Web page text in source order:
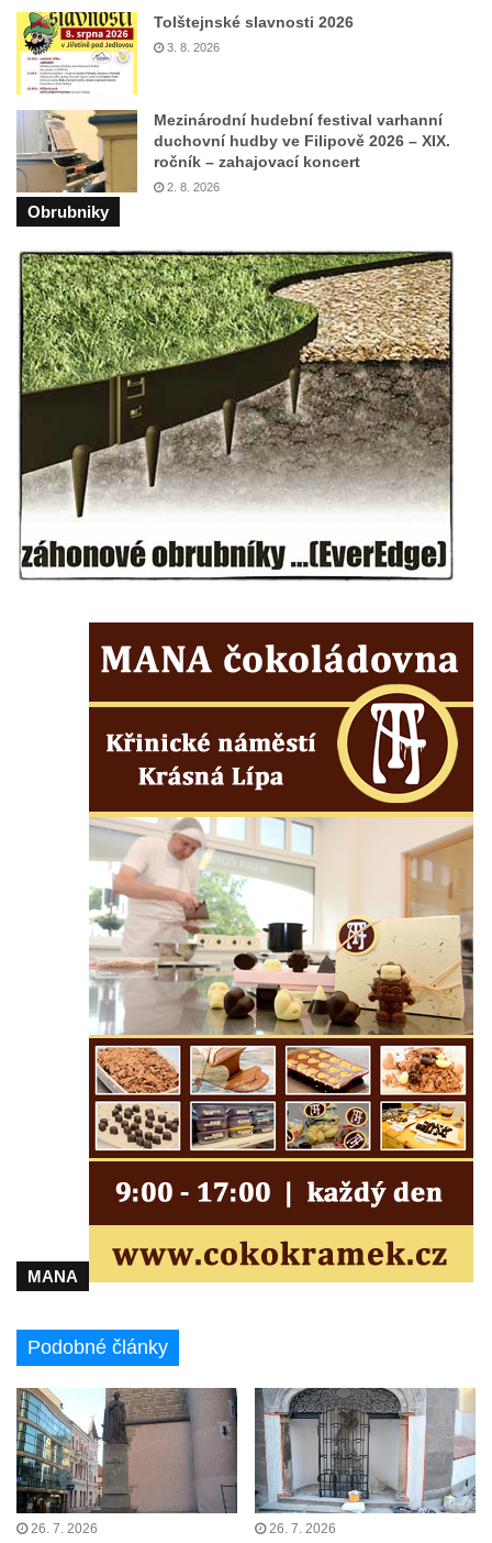
Kostel Božího Těla v Kraslicích
Kostel svaté Maří Magdalény v Karlových
Varech
Kaple Panny Marie pod hradem Přimda
Kaple Panny Marie v Kunčicích nad Labem
Hrobová kaple na hřbitově v Rychnově u
Jablonce nad Nisou
Márnice/hřbitovní kaple na hřbitově v
Rychnově u Jablonce nad Nisou
Výklenková kaple u rozcestí u domu čp. 42
v Krásné u Pěnčína
Márnice na hřbitově v Krásné u Pěnčína
Výklenková kaple naproti domu čp. 34 v
Krásné u Pěnčína
Kostel svatého Josefa v Krásné u Pěnčína
Kostel Panny Marie Pomocné s Ivanitskou
Hřbitovní kaple/márnice na hřbitově v
Metují
Kaple Panny Marie Karmelské na Vlčí Hoře
Kostel svatého Bartoloměje v Teplicích
Kostel svatého Jana Křtitele na Zámeckém
náměstí v Teplicích
Chrám Povýšení svatého Kříže na
Zámeckém náměstí v Teplicích
Výklenková kaple u vodojemu v severní
části Kozel
Kaple u kostela svatého Jakuba Většího
(Staršího) u Lahovic
Kostel svatého Jakuba Většího (Staršího) u
Lahovic
Kostel svatých Petra a Pavla v Želkovicích
nad Ploučnicí
nad Ploučnicí
Benešově nad Ploučnicí
Kostel svaté Anny v Tisé
Hrobka rodiny Rohn na hřbitově v
Šumburku nad Desnou – Tanvaldu
Hřbitovní kaple v Šumburku nad Desnou –
Tanvaldu
Kostel svatého Františka z Assisi v Tanvaldu
Tolštejnské slavnosti 2026
3. 8. 2026
Mezinárodní hudební festival varhanní
duchovní hudby ve Filipově 2026 – XIX.
ročník – zahajovací koncert
2. 8. 2026
Obrubniky
MANA
Podobné články
26. 7. 2026 26. 7. 2026